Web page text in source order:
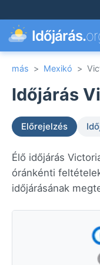
Időjárás.
más > Mexikó >
Időjárás
Előrejelzés
Élő időjárás
óránkénti
időjárásának